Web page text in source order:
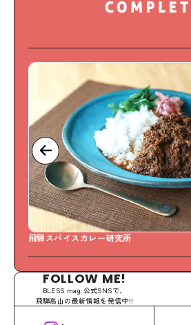
飛騨スパイスカレー研究所
FOLLOW ME!
BLESS mag.公式SNSで、
飛騨高山の最新情報を発信中!!